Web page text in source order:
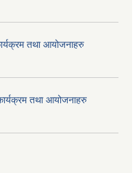
तथा आयोजनाहरु
तथा आयोजनाहरु